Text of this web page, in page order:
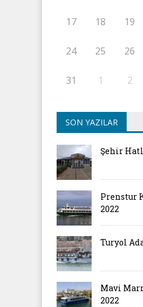
17 18 19
24 25 26
31 1 2
SON YAZILAR
Şehir
Prenstur
2022
Turyol
Mavi
2022